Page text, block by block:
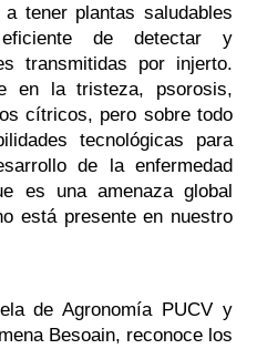
tener plantas saludables
de detectar y
transmitidas por injerto.
en la tristeza, psorosis,
cítricos, pero sobre todo
tecnológicas para
de la enfermedad
es una amenaza global
está presente en nuestro
de Agronomía PUCV y
Besoain, reconoce los